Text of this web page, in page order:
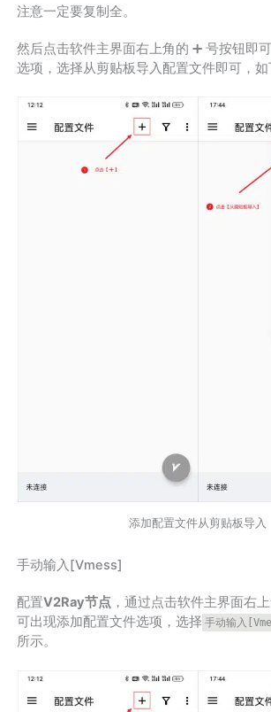
注意一定要复制全。
然后点击软件主界面右上角的 ➕ 号按钮即
选项，选择从剪贴板导入配置文件即可，如
添加配置文件从剪贴板导入
手动输入[Vmess]
配置V2Ray节点 ，通过点击软件主界面右
可出现添加配置文件选项，选择 手动输入
所示。